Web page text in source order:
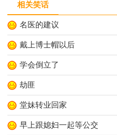
相关笑话
名医的建议
戴上博士帽以后
学会倒立了
劫匪
堂妹转业回家
早上跟媳妇一起等公交